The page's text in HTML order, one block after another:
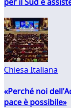
Chiesa Italiana
«Perché noi
pace è possibile»